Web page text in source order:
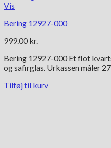
Vis
Bering 12927-000
999.00 kr.
Bering 12927-000 Et flot
og safirglas. Urkassen måler
Tilføj til kurv